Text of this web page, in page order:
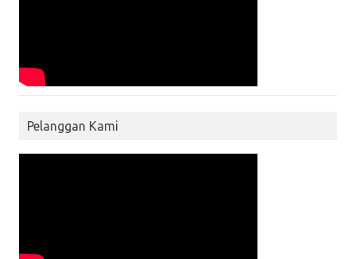
Pelanggan Kami